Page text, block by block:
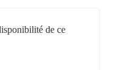
de ce